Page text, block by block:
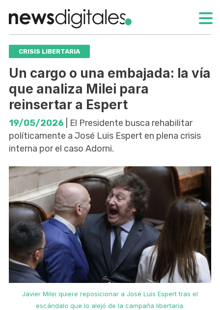
CRISIS LIBERTARIA
Un cargo o una embajada: la vía
que analiza Milei para
reinsertar a Espert
19/05/2026 | El Presidente busca rehabilitar
políticamente a José Luis Espert en plena crisis
interna por el caso Adorni.
Javier Milei quiere reposicionar a José Luis Espert tras el
escándalo que lo alejó de la campaña libertaria.